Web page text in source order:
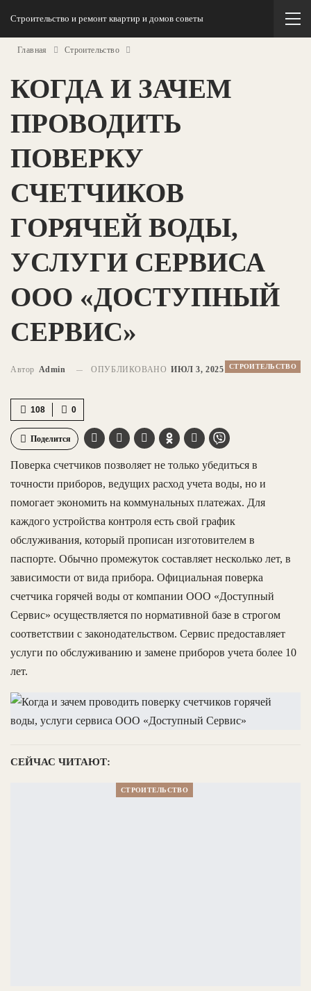
Строительство и ремонт квартир и домов советы
Главная Строительство
КОГДА И ЗАЧЕМ
ПРОВОДИТЬ
ПОВЕРКУ
СЧЕТЧИКОВ
ГОРЯЧЕЙ ВОДЫ,
УСЛУГИ СЕРВИСА
ООО «ДОСТУПНЫЙ
СЕРВИС»
СТРОИТЕЛЬСТВО
Автор Admin ОПУБЛИКОВАНО ИЮЛ 3, 2025
0
108
Поделится
Поверка счетчиков позволяет не только убедиться в
точности приборов, ведущих расход учета воды, но и
помогает экономить на коммунальных платежах. Для
каждого устройства контроля есть свой график
обслуживания, который прописан изготовителем в
паспорте. Обычно промежуток составляет несколько лет, в
зависимости от вида прибора. Официальная поверка
счетчика горячей воды от компании ООО «Доступный
Сервис» осуществляется по нормативной базе в строгом
соответствии с законодательством. Сервис предоставляет
услуги по обслуживанию и замене приборов учета более 10
лет.
СЕЙЧАС ЧИТАЮТ:
СТРОИТЕЛЬСТВО